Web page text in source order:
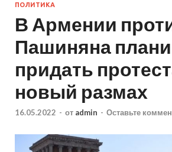
ПОЛИТИКА
В Армении
Пашиняна
придать
новый размах
16.05.2022 - от admin - Оставьте